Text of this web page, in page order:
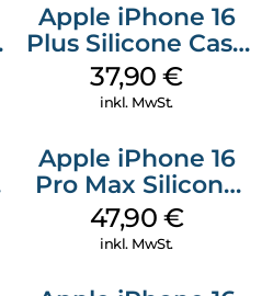
Apple iPhone 16
Plus Silicone Case
MagSafe Lake
Green
37,90€
inkl. MwSt.
Apple iPhone 16
Pro Max Silicone
Case MagSafe
Black
47,90 €
inkl. MwSt.